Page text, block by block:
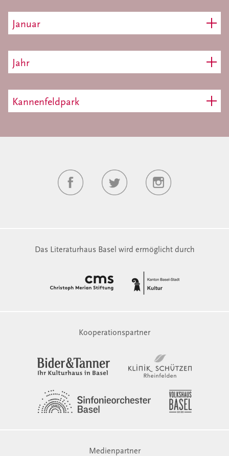
Januar
Jahr
Kannenfeldpark
Das Literaturhaus Basel wird ermöglicht durch
Kooperationspartner
Medienpartner